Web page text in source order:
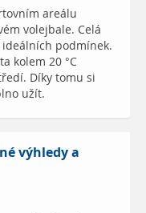
areálu
volejbale. Celá
podmínek.
kolem 20 °C
Díky tomu si
užít.
výhledy a